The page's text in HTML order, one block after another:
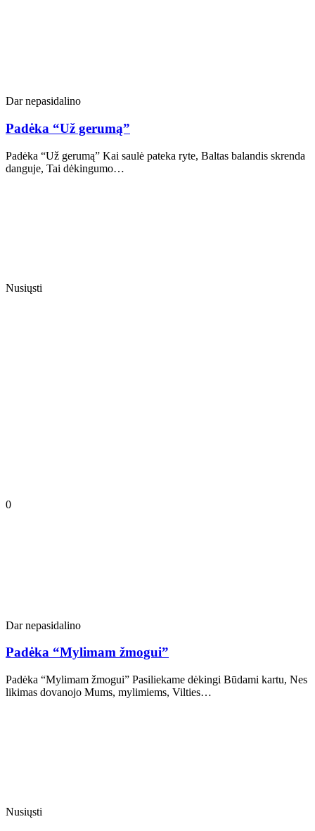
Dar nepasidalino
Padėka “Už gerumą”
Padėka “Už gerumą” Kai saulė pateka ryte, Baltas balandis skrenda
danguje, Tai dėkingumo…
Nusiųsti
0
Dar nepasidalino
Padėka “Mylimam žmogui”
Padėka “Mylimam žmogui” Pasiliekame dėkingi Būdami kartu, Nes
likimas dovanojo Mums, mylimiems, Vilties…
Nusiųsti